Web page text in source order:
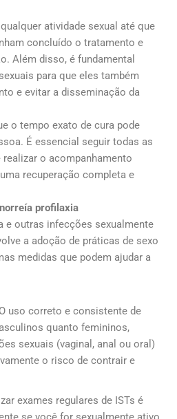
atividade sexual até que
concluído o tratamento e
Além disso, é fundamental
para que eles também
e evitar a disseminação da
o tempo exato de cura pode
É essencial seguir todas as
o acompanhamento
recuperação completa e
profilaxia
e outras infecções sexualmente
a adoção de práticas de sexo
medidas que podem ajudar a
uso correto e consistente de
quanto femininos,
sexuais (vaginal, anal ou oral)
o risco de contrair e
exames regulares de ISTs é